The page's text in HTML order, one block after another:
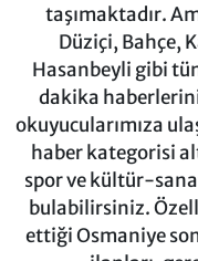
taşımaktadır.
Düziçi, Bahçe,
Hasanbeyli gibi
dakika
okuyucularımıza
haber kategorisi
spor ve kültür-
bulabilirsiniz.
ettiği Osmaniye